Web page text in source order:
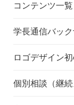
コンテンツ一覧
学長通信バッ
ロゴデザイン
個別相談（継続